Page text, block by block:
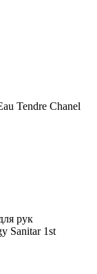
Tendre Chanel
рук
Sanitar 1st